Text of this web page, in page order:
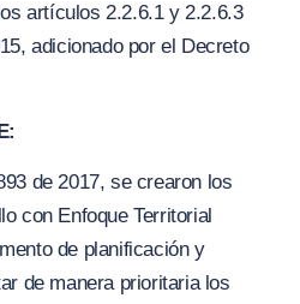
artículos 2.2.6.1 y 2.2.6.3
adicionado por el Decreto
de 2017, se crearon los
con Enfoque Territorial
de planificación y
de manera prioritaria los